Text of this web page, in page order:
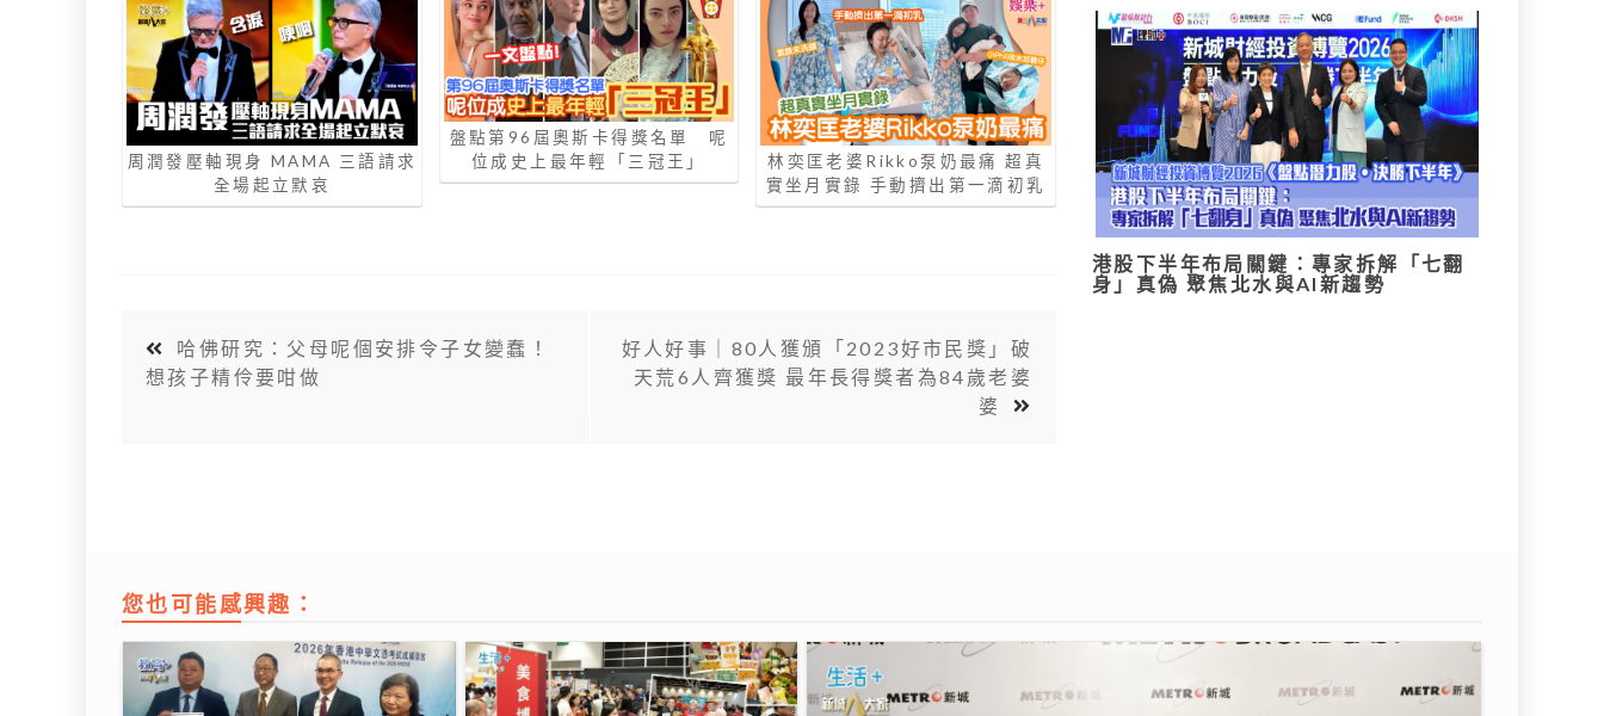
周潤發壓軸現身 MAMA 三語請求
全場起立默哀
盤點第96屆奧斯卡得獎名單 呢
位成史上最年輕「三冠王」
林奕匡老婆Rikko泵奶最痛 超真
實坐月實錄 手動擠出第一滴初乳
哈佛研究：父母呢個安排令子女變蠢！
想孩子精伶要咁做
好人好事｜80人獲頒「2023好市民獎」破
天荒6人齊獲獎 最年長得獎者為84歲老婆
婆
港股下半年布局關鍵：專家拆解「七翻
身」真偽 聚焦北水與AI新趨勢
您也可能感興趣：